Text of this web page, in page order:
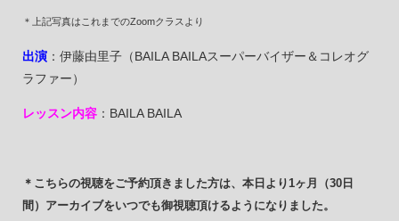
＊上記写真はこれまでのZoomクラスより
出演 ：伊藤由里子（BAILA BAILAスーパーバイザー＆コレオグ
ラファー）
レッスン内容 ：BAILA BAILA
＊こちらの視聴をご予約頂きました方は、本日より1ヶ月（30日
間）アーカイブをいつでも御視聴頂けるようになりました。